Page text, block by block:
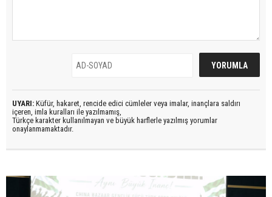
UYARI: Küfür, hakaret, rencide edici cümleler veya imalar, inançlara saldırı
içeren, imla kuralları ile yazılmamış,
Türkçe karakter kullanılmayan ve büyük harflerle yazılmış yorumlar
onaylanmamaktadır.